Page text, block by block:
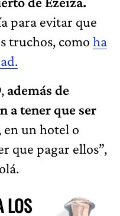
para evitar que
truchos, como ha
además de
a tener que ser
en un hotel o
que pagar ellos”,
LOS